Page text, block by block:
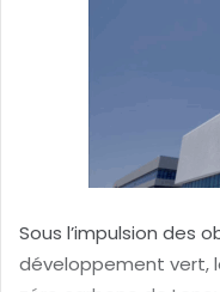
Sous l’impulsion des
développement vert,